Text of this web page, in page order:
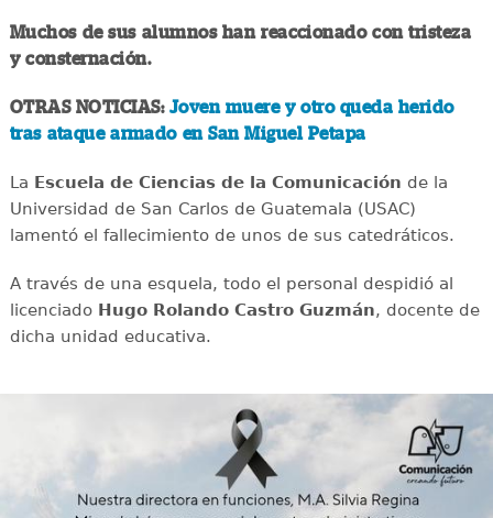
Muchos de sus alumnos han reaccionado con tristeza
y consternación.
OTRAS NOTICIAS: Joven muere y otro queda herido
tras ataque armado en San Miguel Petapa
La Escuela de Ciencias de la Comunicación de la
Universidad de San Carlos de Guatemala (USAC)
lamentó el fallecimiento de unos de sus catedráticos.
A través de una esquela, todo el personal despidió al
licenciado Hugo Rolando Castro Guzmán, docente de
dicha unidad educativa.